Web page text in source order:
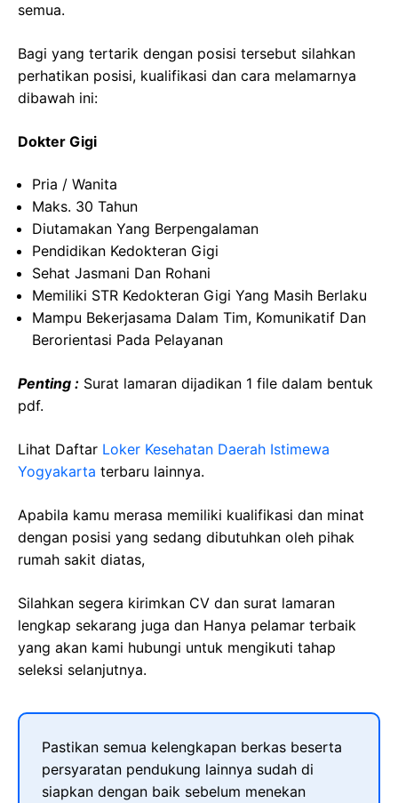
semua.
Bagi yang tertarik dengan posisi tersebut silahkan
perhatikan posisi, kualifikasi dan cara melamarnya
dibawah ini:
Dokter Gigi
Pria / Wanita
Maks. 30 Tahun
Diutamakan Yang Berpengalaman
Pendidikan Kedokteran Gigi
Sehat Jasmani Dan Rohani
Memiliki STR Kedokteran Gigi Yang Masih Berlaku
Mampu Bekerjasama Dalam Tim, Komunikatif Dan
Berorientasi Pada Pelayanan
Penting : Surat lamaran dijadikan 1 file dalam bentuk
pdf.
Lihat Daftar Loker Kesehatan Daerah Istimewa
Yogyakarta terbaru lainnya.
Apabila kamu merasa memiliki kualifikasi dan minat
dengan posisi yang sedang dibutuhkan oleh pihak
rumah sakit diatas,
Silahkan segera kirimkan CV dan surat lamaran
lengkap sekarang juga dan Hanya pelamar terbaik
yang akan kami hubungi untuk mengikuti tahap
seleksi selanjutnya.
Pastikan semua kelengkapan berkas beserta
persyaratan pendukung lainnya sudah di
siapkan dengan baik sebelum menekan